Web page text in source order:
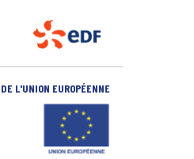
L'UNION EUROPÉENNE